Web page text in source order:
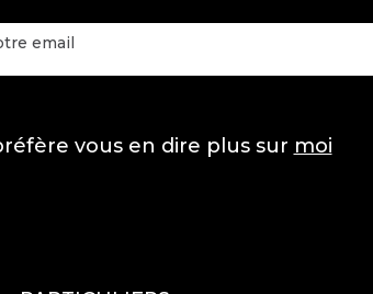
vous en dire plus sur moi